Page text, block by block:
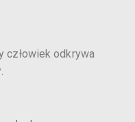
człowiek odkrywa